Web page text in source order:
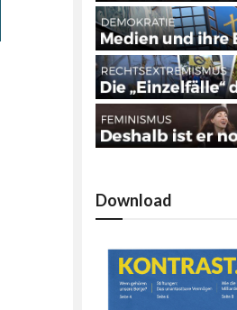
Download